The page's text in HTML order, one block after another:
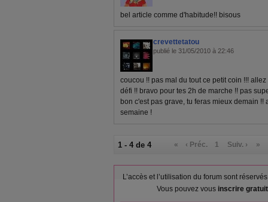
bel article comme d'habitude!! bisous
crevettetatou
publié le 31/05/2010 à 22:46
coucou !! pas mal du tout ce petit coin !!!
défi !! bravo pour tes 2h de marche !! pas
bon c'est pas grave, tu feras mieux demain
semaine !
1 - 4 de 4 « ‹ Préc. 1 Suiv. › »
L’accès et l’utilisation du forum sont
Vous pouvez vous inscrire